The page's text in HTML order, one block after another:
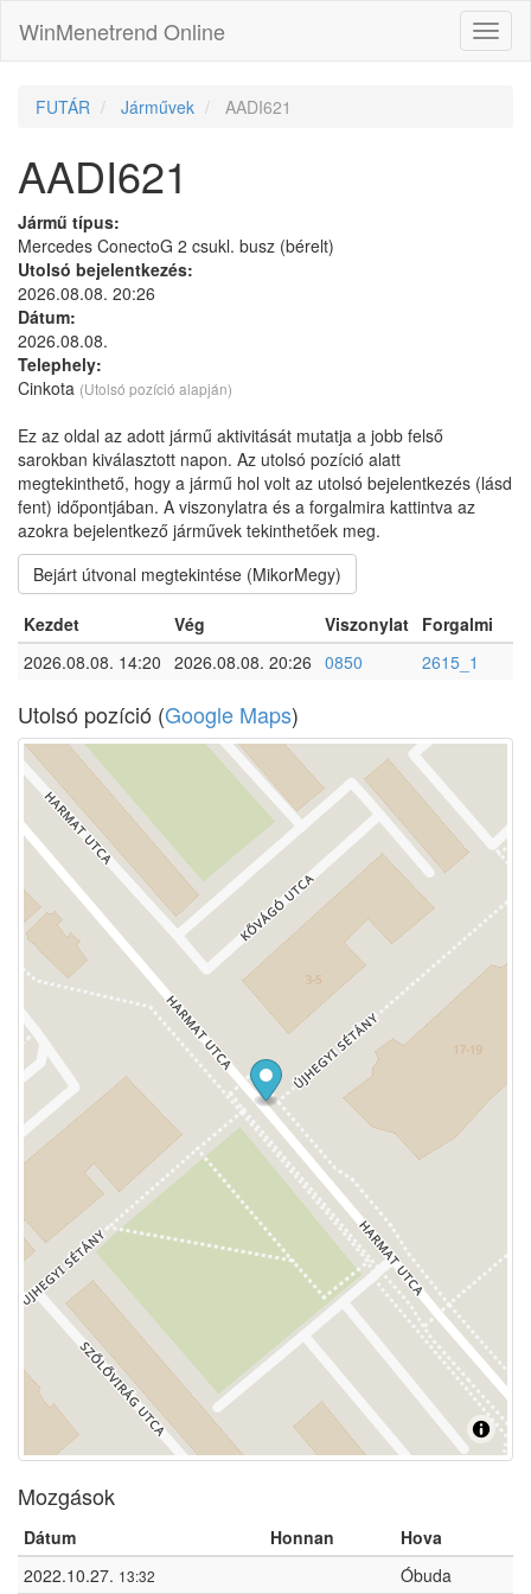
WinMenetrend Online
FUTÁR Járművek AADI621
AADI621
Jármű típus:
Mercedes ConectoG 2 csukl. busz (bérelt)
Utolsó bejelentkezés:
2026.08.08. 20:26
Dátum:
2026.08.08.
Telephely:
Cinkota (Utolsó pozíció alapján)
Ez az oldal az adott jármű aktivitását mutatja a jobb felső
sarokban kiválasztott napon. Az utolsó pozíció alatt
megtekinthető, hogy a jármű hol volt az utolsó bejelentkezés (lásd
fent) időpontjában. A viszonylatra és a forgalmira kattintva az
azokra bejelentkező járművek tekinthetőek meg.
Bejárt útvonal megtekintése (MikorMegy)
Kezdet Vég Viszonylat Forgalmi
2026.08.08. 14:20 2026.08.08. 20:26 0850 2615_1
Utolsó pozíció (Google Maps)
Mozgások
Dátum Honnan
Hova
2022.10.27. 13:32 Óbuda